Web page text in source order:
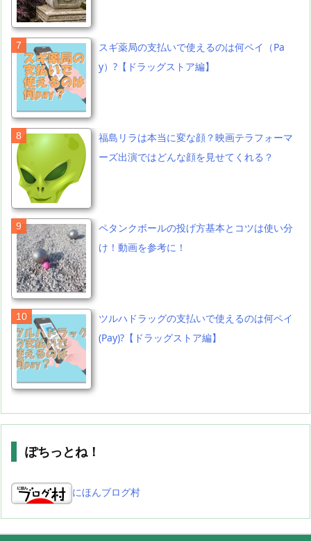
スギ薬局の支払いで使えるのは何ペイ（Pa
y）?【ドラッグストア編】
福島リラは本当に変な顔？映画テラフォーマ
ーズ出演ではどんな顔を見せてくれる？
ペタンクボールの投げ方基本とコツは使い分
け！動画を参考に！
ツルハドラッグの支払いで使えるのは何ペイ
(Pay)?【ドラッグストア編】
ぽちっとね！
にほんブログ村